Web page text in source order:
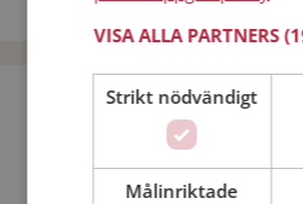
Bli medlem
Jag är en: Man
VISA ALLA PARTNERS
Strikt nödvändigt
Målinriktade